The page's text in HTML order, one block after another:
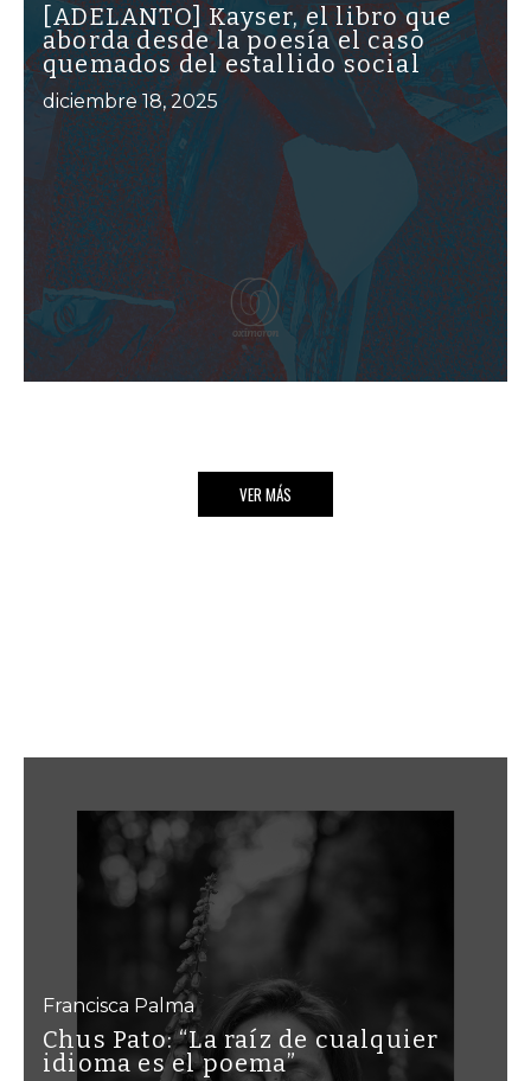
[ADELANTO] Kayser, el libro que
aborda desde la poesía el caso
quemados del estallido social
diciembre 18, 2025
VER MÁS
Francisca Palma
Chus Pato: “La raíz de cualquier
idioma es el poema”